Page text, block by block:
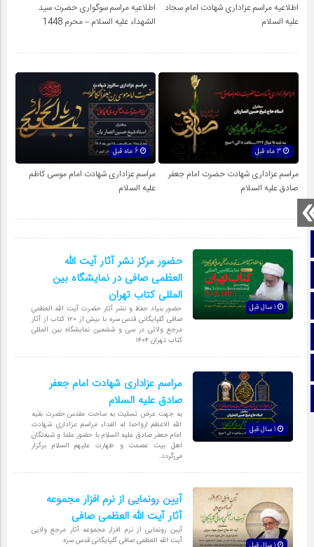
تماس با ما
اطلاعیه مراسم عزاداری شهادت امام سجاد
علیه السلام
اطلاعیه مراسم سوگواری حضرت سید
الشهداء علیه السلام – محرم 1448
3 ماه قبل
مراسم عزاداری شهادت حضرت امام جعفر
صادق علیه السلام
مراسم عزاداری شهادت امام موسی کاظم
علیه السلام
حضور مرکز نشر آثار آیت الله
العظمی صافی در نمایشگاه بین
المللی کتاب تهران
حضور بنیاد حفظ و نشر آثار حضرت آیت الله العظمی
صافی گلپایگانی قدس سره با بیش از ۱۲۰ کتاب از آثار
مرجع ولائی در سی و ششمین نمایشگاه بین المللی
کتاب تهران ۱۴۰۴
مراسم عزاداری شهادت امام جعفر
صادق علیه السلام
به جهت عرض تسلیت به ساحت مقدس حضرت بقیه
الله الاعظم ارواحنا له الفداء مراسم عزاداری شهادت
امام جعفر صادق علیه السلام با حضور علما و شیفتگان
اهل بیت عصمت و طهارت علیهم السلام برگزار
می‌گردد.
آیین رونمایی از نرم افزار مجموعه
آثار آیت الله العظمی صافی
آیین رونمایی از نرم افزار مجموعه آثار مرجع ولایی
آیت الله العظمی صافی گلپایگانی قدس سره